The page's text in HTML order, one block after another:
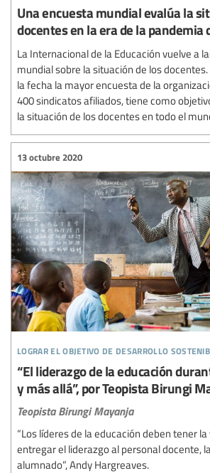
Una encuesta mundial evalúa la
docentes en la era de la pandemia
La Internacional de la Educación vuelve a
mundial sobre la situación de los
la fecha la mayor encuesta de la
400 sindicatos afiliados, tiene como
la situación de los docentes en todo el
lograr el objetivo de desarrollo
13 octubre 2020
“El liderazgo de la educación
y más allá”, por Teopista Birungi
Teopista Birungi Mayanja
“Los líderes de la educación deben tener
entregar el liderazgo al personal docente,
alumnado”, Andy Hargreaves.